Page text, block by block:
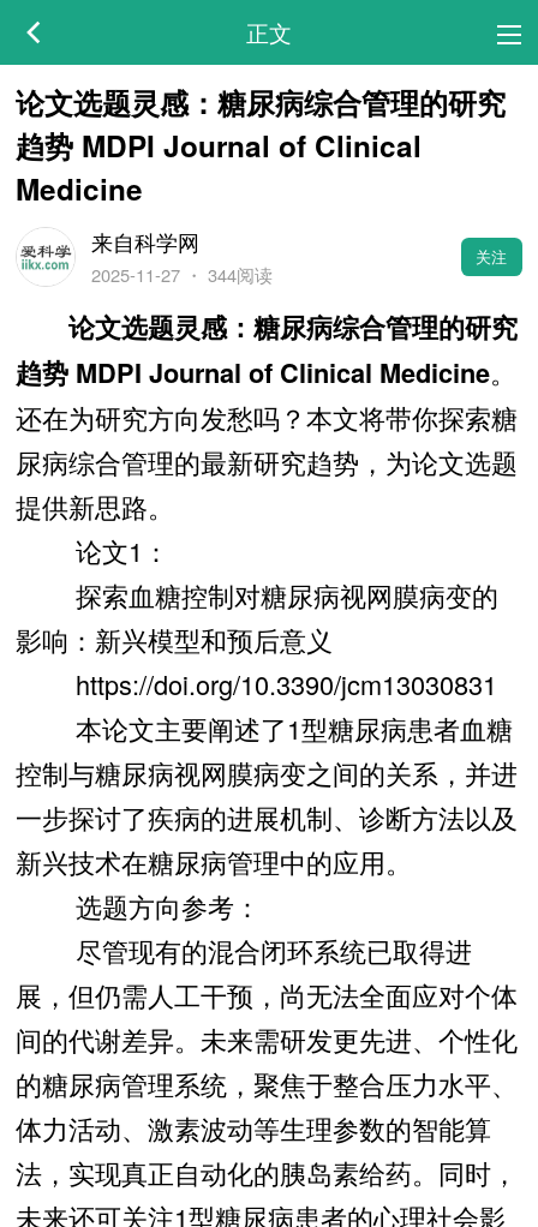
正文
论文选题灵感：糖尿病综合管理的研究
趋势 MDPI Journal of Clinical
Medicine
来自科学网
2025-11-27・ 344阅读
关注
论文选题灵感：糖尿病综合管理的研究
趋势 MDPI Journal of Clinical Medicine。
还在为研究方向发愁吗？本文将带你探索糖
尿病综合管理的最新研究趋势，为论文选题
提供新思路。
论文1：
探索血糖控制对糖尿病视网膜病变的
影响：新兴模型和预后意义
https://doi.org/10.3390/jcm13030831
本论文主要阐述了1型糖尿病患者血糖
控制与糖尿病视网膜病变之间的关系，并进
一步探讨了疾病的进展机制、诊断方法以及
新兴技术在糖尿病管理中的应用。
选题方向参考：
尽管现有的混合闭环系统已取得进
展，但仍需人工干预，尚无法全面应对个体
间的代谢差异。未来需研发更先进、个性化
的糖尿病管理系统，聚焦于整合压力水平、
体力活动、激素波动等生理参数的智能算
法，实现真正自动化的胰岛素给药。同时，
未来还可关注1型糖尿病患者的心理社会影